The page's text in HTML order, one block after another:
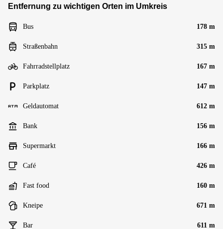
Entfernung zu wichtigen Orten im Umkreis
Bus 178 m
Straßenbahn 315 m
Fahrradstellplatz 167 m
Parkplatz 147 m
Geldautomat 612 m
Bank 156 m
Supermarkt 166 m
Café 426 m
Fast food 160 m
Kneipe 671 m
Bar 611 m